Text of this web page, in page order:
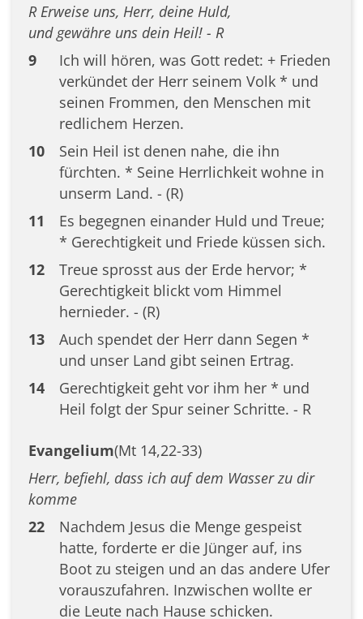
R Erweise uns, Herr, deine Huld,
und gewähre uns dein Heil! - R
9
Ich will hören, was Gott redet: + Frieden
verkündet der Herr seinem Volk * und
seinen Frommen, den Menschen mit
redlichem Herzen.
10
Sein Heil ist denen nahe, die ihn
fürchten. * Seine Herrlichkeit wohne in
unserm Land. - (R)
11
Es begegnen einander Huld und Treue;
* Gerechtigkeit und Friede küssen sich.
12
Treue sprosst aus der Erde hervor; *
Gerechtigkeit blickt vom Himmel
hernieder. - (R)
13
Auch spendet der Herr dann Segen *
und unser Land gibt seinen Ertrag.
14
Gerechtigkeit geht vor ihm her * und
Heil folgt der Spur seiner Schritte. - R
Evangelium(Mt 14,22-33)
Herr, befiehl, dass ich auf dem Wasser zu dir
komme
22
Nachdem Jesus die Menge gespeist
hatte, forderte er die Jünger auf, ins
Boot zu steigen und an das andere Ufer
vorauszufahren. Inzwischen wollte er
die Leute nach Hause schicken.